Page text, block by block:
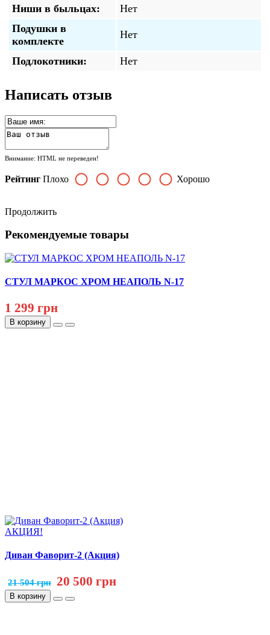
Ниши в быльцах:
Нет
Подушки в
комплекте
Нет
Подлокотники: Нет
Написать отзыв
Внимание: HTML не переведен!
Рейтинг Плохо Хорошо
Продолжить
Рекомендуемые товары
СТУЛ МАРКОС ХРОМ НЕАПОЛЬ N-17
1 299 грн
В корзину
АКЦИЯ!
Диван Фаворит-2 (Акция)
21 504 грн 20 500 грн
В корзину